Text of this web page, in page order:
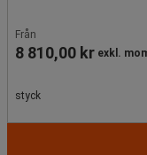
Från
8 810,00 kr exkl.
styck